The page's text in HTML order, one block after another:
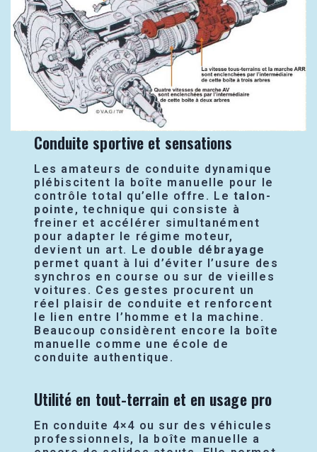
Conduite sportive et sensations
Les amateurs de conduite dynamique
plébiscitent la boîte manuelle pour le
contrôle total qu’elle offre. Le talon-
pointe , technique qui consiste à
freiner et accélérer simultanément
pour adapter le régime moteur,
devient un art. Le double débrayage
permet quant à lui d’éviter l’usure des
synchros en course ou sur de vieilles
voitures. Ces gestes procurent un
réel plaisir de conduite et renforcent
le lien entre l’homme et la machine.
Beaucoup considèrent encore la boîte
manuelle comme une école de
conduite authentique.
Utilité en tout-terrain et en usage pro
En conduite 4×4 ou sur des véhicules
professionnels, la boîte manuelle a